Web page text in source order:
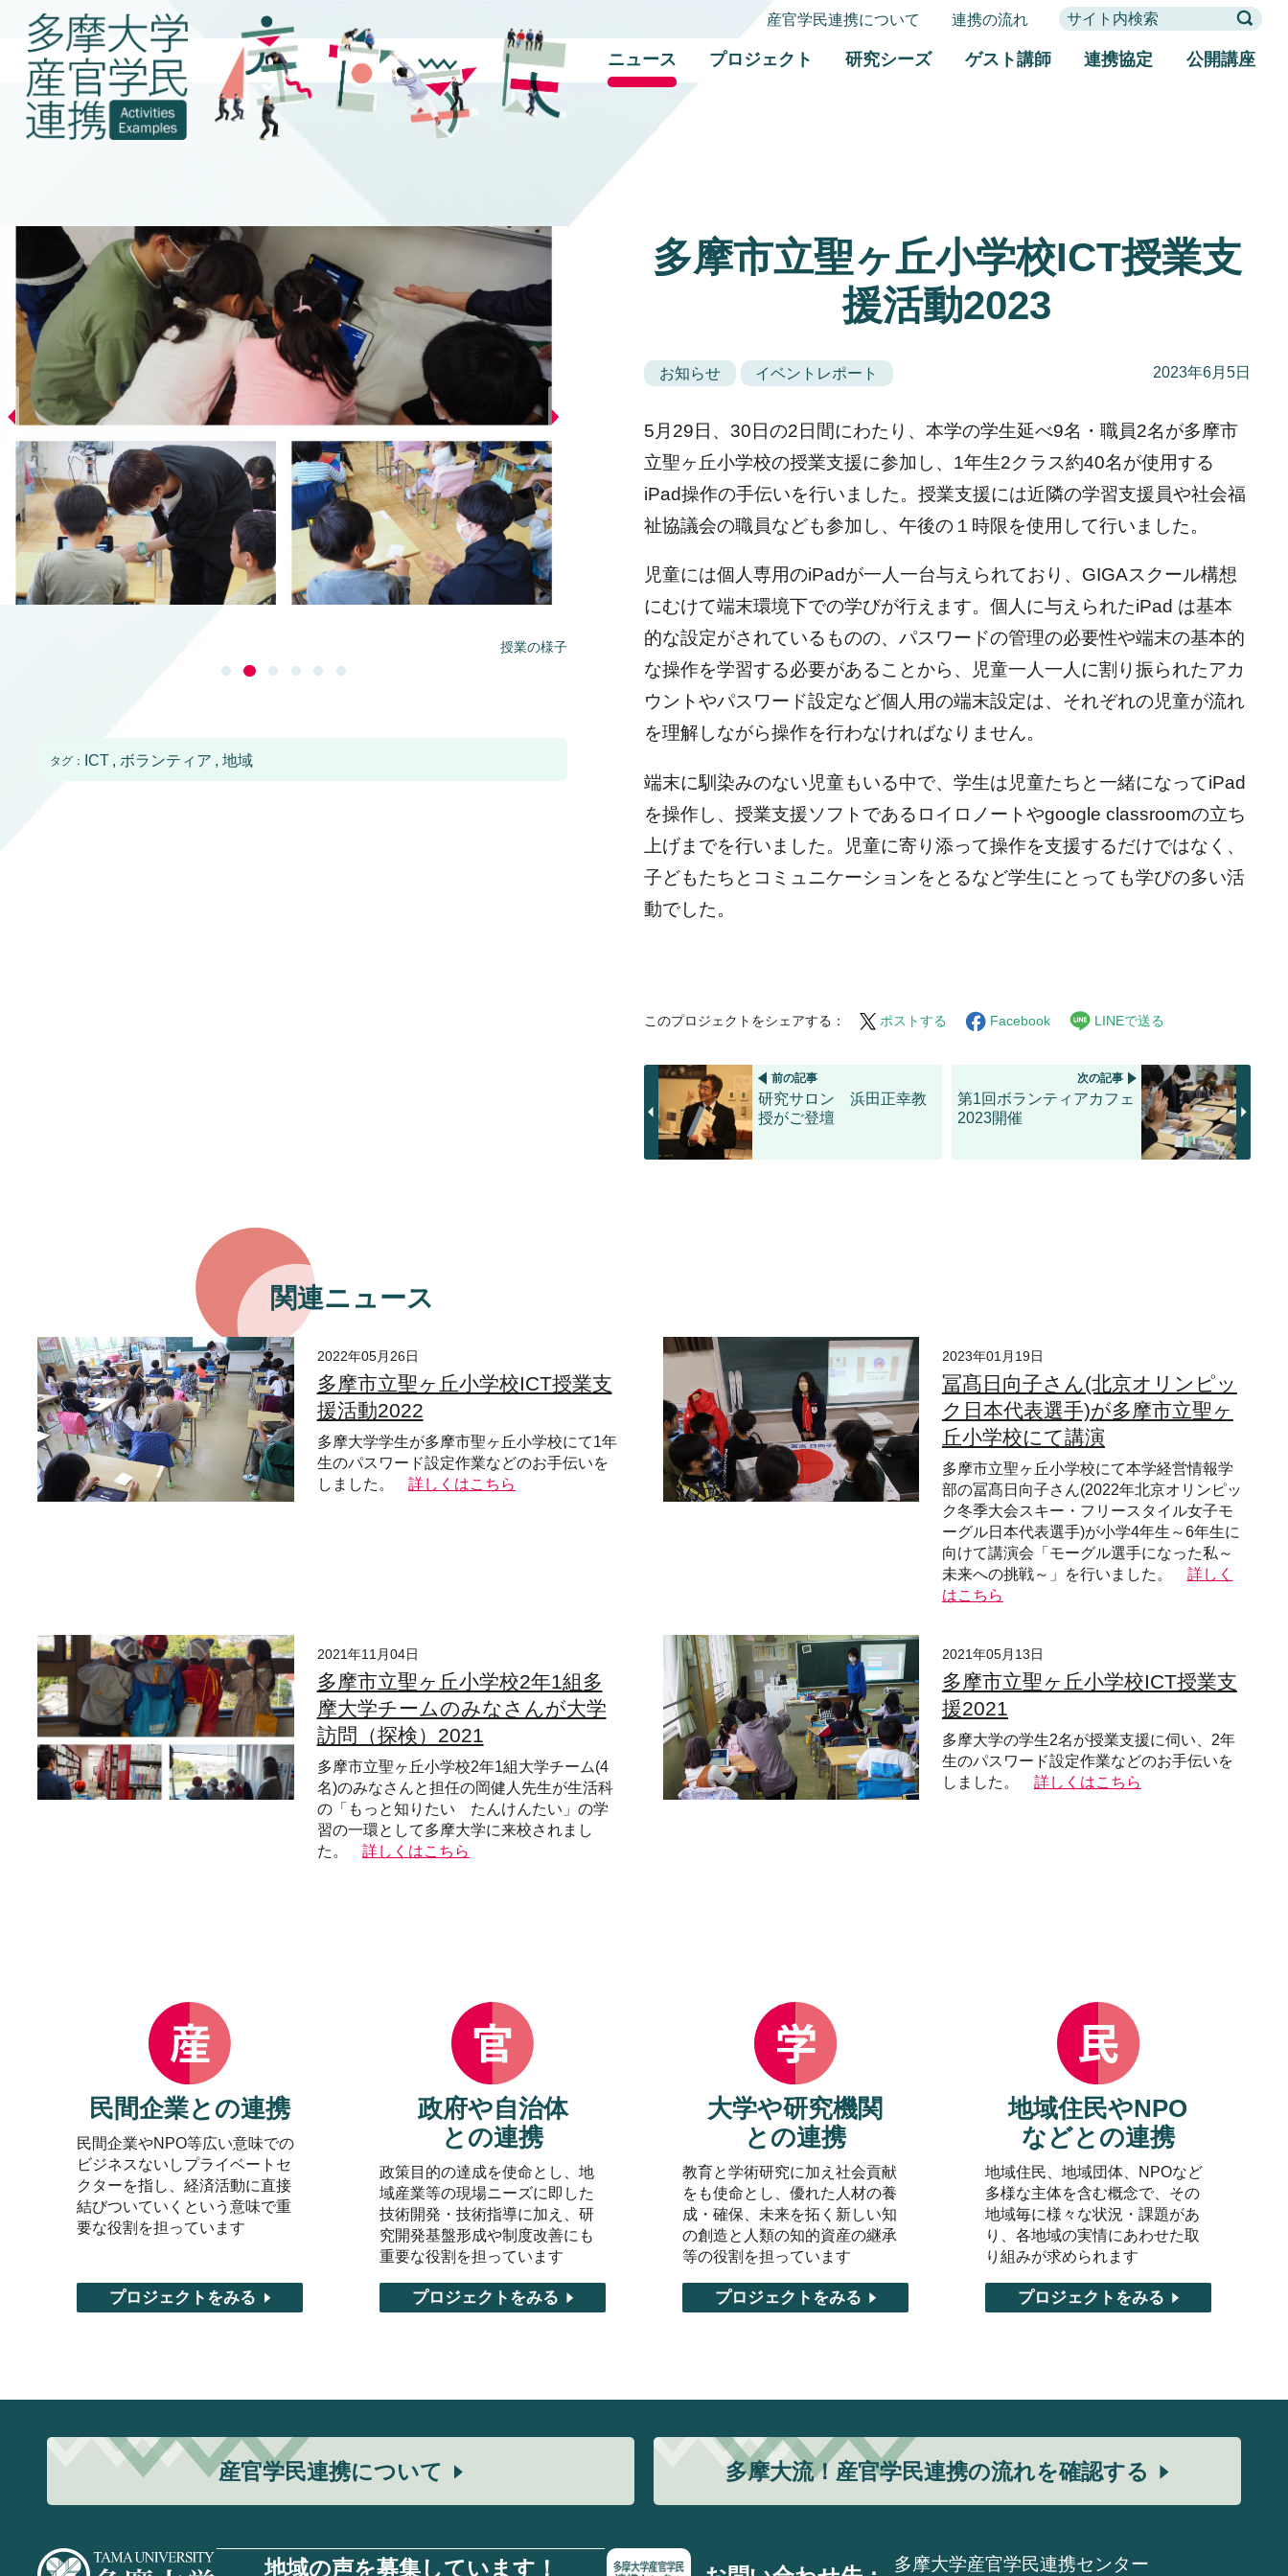
産官学民連携について 連携の流れ
ニュース プロジェクト 研究シーズ ゲスト講師 連携協定 公開講座
多摩市立聖ヶ丘小学校ICT授業支
援活動2023
2023年6月5日
お知らせ イベントレポート
5月29日、30日の2日間にわたり、本学の学生延べ9名・職員2名が多摩市
立聖ヶ丘小学校の授業支援に参加し、1年生2クラス約40名が使用する
iPad操作の手伝いを行いました。授業支援には近隣の学習支援員や社会福
祉協議会の職員なども参加し、午後の１時限を使用して行いました。
児童には個人専用のiPadが一人一台与えられており、GIGAスクール構想
にむけて端末環境下での学びが行えます。個人に与えられたiPad は基本
的な設定がされているものの、パスワードの管理の必要性や端末の基本的
な操作を学習する必要があることから、児童一人一人に割り振られたアカ
ウントやパスワード設定など個人用の端末設定は、それぞれの児童が流れ
を理解しながら操作を行わなければなりません。
端末に馴染みのない児童もいる中で、学生は児童たちと一緒になってiPad
を操作し、授業支援ソフトであるロイロノートやgoogle classroomの立ち
上げまでを行いました。児童に寄り添って操作を支援するだけではなく、
子どもたちとコミュニケーションをとるなど学生にとっても学びの多い活
動でした。
このプロジェクトをシェアする： ポストする Facebook LINEで送る
前の記事
研究サロン 浜田正幸教
授がご登壇
次の記事
第1回ボランティアカフェ
2023開催
授業の様子
タグ： ICT ボランティア 地域
関連ニュース
2022年05月26日
多摩市立聖ヶ丘小学校ICT授業支
援活動2022
多摩大学学生が多摩市聖ヶ丘小学校にて1年
生のパスワード設定作業などのお手伝いを
しました。
詳しくはこちら
2023年01月19日
冨髙日向子さん(北京オリンピッ
ク日本代表選手)が多摩市立聖ヶ
丘小学校にて講演
多摩市立聖ヶ丘小学校にて本学経営情報学
部の冨髙日向子さん(2022年北京オリンピッ
ク冬季大会スキー・フリースタイル女子モ
ーグル日本代表選手)が小学4年生～6年生に
向けて講演会「モーグル選手になった私～
未来への挑戦～」を行いました。
詳しく
はこちら
2021年11月04日
多摩市立聖ヶ丘小学校2年1組多
摩大学チームのみなさんが大学
訪問（探検）2021
多摩市立聖ヶ丘小学校2年1組大学チーム(4
名)のみなさんと担任の岡健人先生が生活科
の「もっと知りたい たんけんたい」の学
習の一環として多摩大学に来校されまし
た。
詳しくはこちら
2021年05月13日
多摩市立聖ヶ丘小学校ICT授業支
援2021
多摩大学の学生2名が授業支援に伺い、2年
生のパスワード設定作業などのお手伝いを
しました。
詳しくはこちら
民間企業との連携
民間企業やNPO等広い意味での
ビジネスないしプライベートセ
クターを指し、経済活動に直接
結びついていくという意味で重
要な役割を担っています
プロジェクトをみる
政府や自治体
との連携
政策目的の達成を使命とし、地
域産業等の現場ニーズに即した
技術開発・技術指導に加え、研
究開発基盤形成や制度改善にも
重要な役割を担っています
プロジェクトをみる
大学や研究機関
との連携
教育と学術研究に加え社会貢献
をも使命とし、優れた人材の養
成・確保、未来を拓く新しい知
の創造と人類の知的資産の継承
等の役割を担っています
プロジェクトをみる
地域住民やNPO
などとの連携
地域住民、地域団体、NPOなど
多様な主体を含む概念で、その
地域毎に様々な状況・課題があ
り、各地域の実情にあわせた取
り組みが求められます
プロジェクトをみる
産官学民連携について 多摩大流！ 産官学民連携の流れを確認する
多摩大学産官学民連携センター
地域の声を募集しています！